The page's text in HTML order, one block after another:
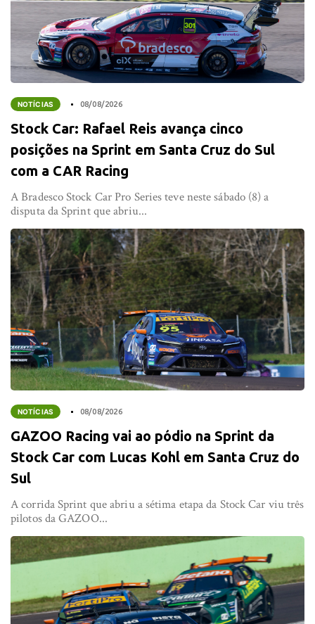
NOTÍCIAS 08/08/2026
Stock Car: Rafael Reis avança cinco
posições na Sprint em Santa Cruz do Sul
com a CAR Racing
A Bradesco Stock Car Pro Series teve neste sábado (8) a
disputa da Sprint que abriu...
NOTÍCIAS 08/08/2026
GAZOO Racing vai ao pódio na Sprint da
Stock Car com Lucas Kohl em Santa Cruz do
Sul
A corrida Sprint que abriu a sétima etapa da Stock Car viu três
pilotos da GAZOO...